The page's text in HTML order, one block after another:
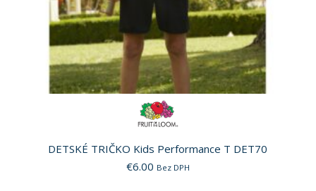
DETSKÉ TRIČKO Kids Performance T DET70
€6.00 Bez DPH